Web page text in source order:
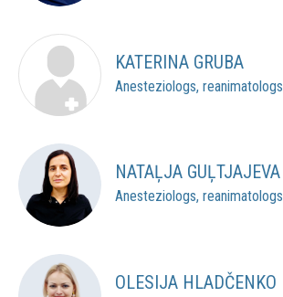
KATERINA GRUBA
Anesteziologs, reanimatologs
NATAĻJA GUĻTJAJEVA
Anesteziologs, reanimatologs
OLESIJA HLADČENKO